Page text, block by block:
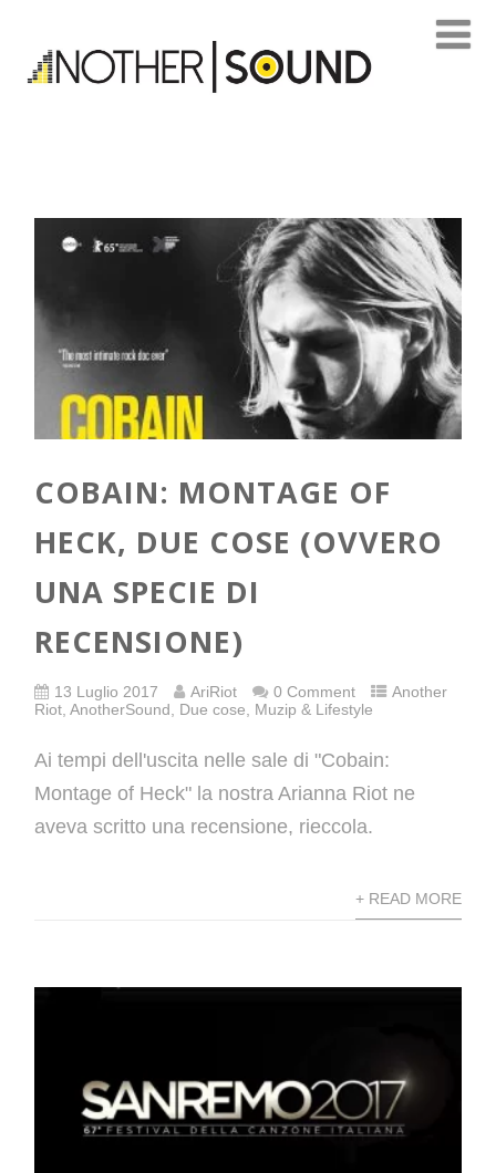
COBAIN: MONTAGE OF
HECK, DUE COSE (OVVERO
UNA SPECIE DI
RECENSIONE)
13 Luglio 2017 AriRiot 0 Comment
Another
Riot ,AnotherSound Due cose Muzip & Lifestyle
Ai tempi dell'uscita nelle sale di "Cobain:
Montage of Heck" la nostra Arianna Riot ne
aveva scritto una recensione, rieccola.
+ READ MORE